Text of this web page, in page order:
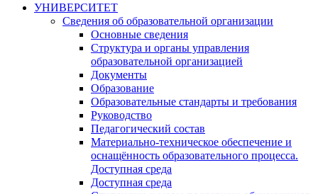
УНИВЕРСИТЕТ
Сведения об образовательной организации
Основные сведения
Структура и органы управления
образовательной организацией
Документы
Образование
Образовательные стандарты и требования
Руководство
Педагогический состав
Материально-техническое обеспечение и
оснащённость образовательного процесса.
Доступная среда
Доступная среда